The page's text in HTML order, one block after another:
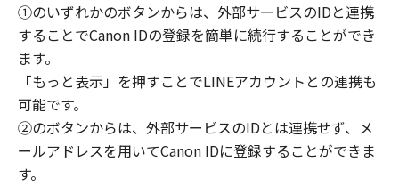
①のいずれかのボタンからは、外部サービスのIDと連携
することでCanon IDの登録を簡単に続行することができ
ます。
「もっと表示」を押すことでLINEアカウントとの連携も
可能です。
②のボタンからは、外部サービスのIDとは連携せず、メ
ールアドレスを用いてCanon IDに登録することができま
す。